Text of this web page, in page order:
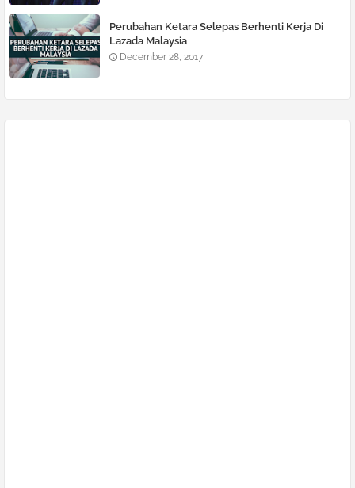
Perubahan Ketara Selepas Berhenti Kerja Di
Lazada Malaysia
December 28, 2017